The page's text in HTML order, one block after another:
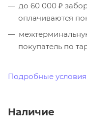
до 60 000 ₽
оплачиваются
покупатель по
Подробные условия
Наличие